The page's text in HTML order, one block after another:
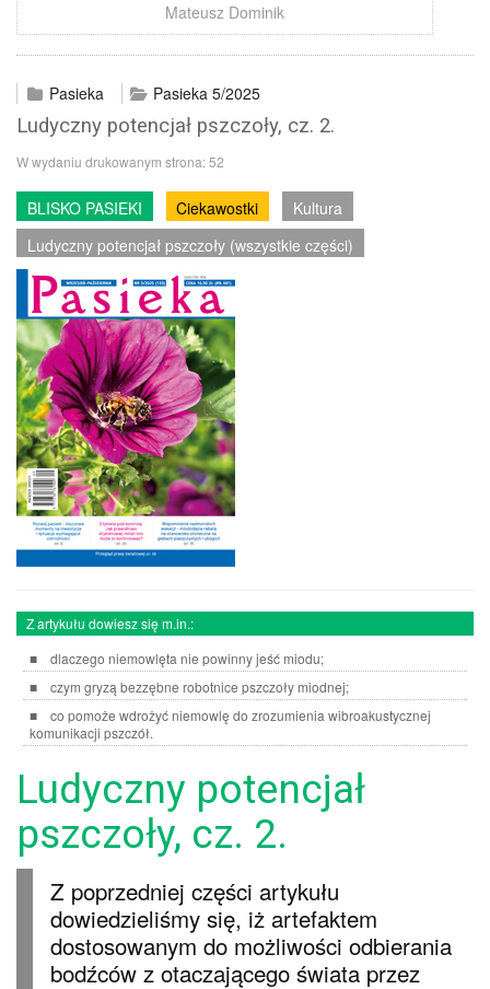
Mateusz Dominik
Pasieka Pasieka 5/2025
Ludyczny potencjał pszczoły, cz. 2.
W wydaniu drukowanym strona:52
BLISKO PASIEKI Ciekawostki
Kultura
Ludyczny potencjał pszczoły (wszystkie części)
Z artykułu dowiesz się m.in.:
dlaczego niemowlęta nie powinny jeść miodu;
czym gryzą bezzębne robotnice pszczoły miodnej;
co pomoże wdrożyć niemowlę do zrozumienia wibroakustycznej
komunikacji pszczół.
Ludyczny potencjał
pszczoły, cz. 2.
Z poprzedniej części artykułu
dowiedzieliśmy się, iż artefaktem
dostosowanym do możliwości odbierania
bodźców z otaczającego świata przez